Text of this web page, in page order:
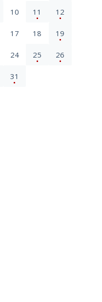
10 11 12
17 18 19
24 25 26
31